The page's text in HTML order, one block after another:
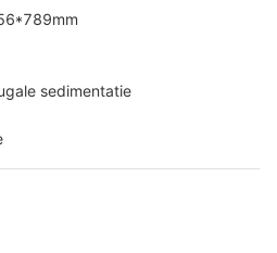
sedimentatie